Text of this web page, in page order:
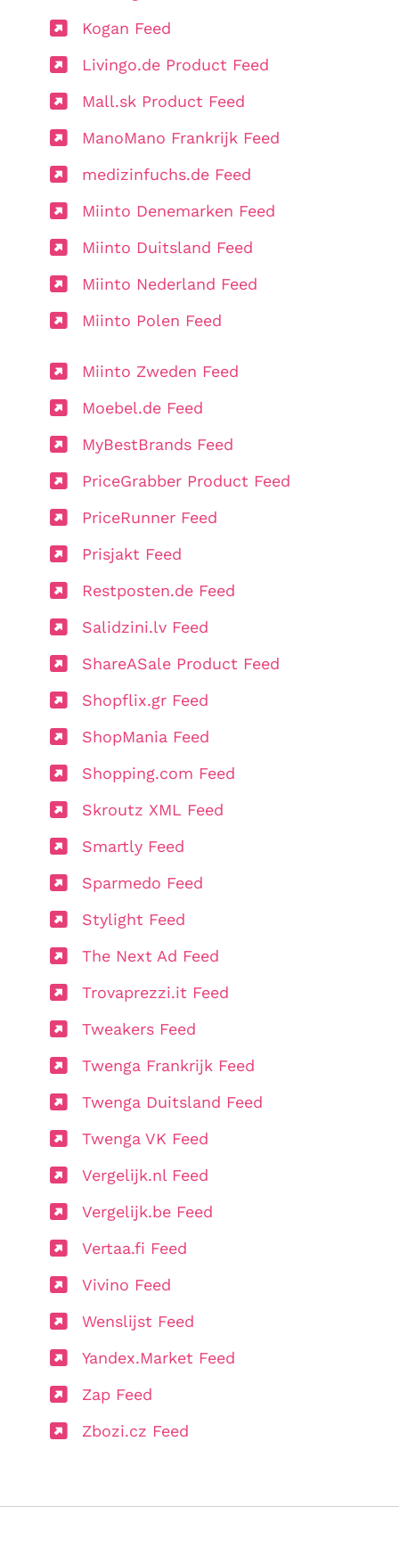
Kogan Feed
Livingo.de Product Feed
Mall.sk Product Feed
ManoMano Frankrijk Feed
medizinfuchs.de Feed
Miinto Denemarken Feed
Miinto Duitsland Feed
Miinto Nederland Feed
Miinto Polen Feed
Miinto Zweden Feed
Moebel.de Feed
MyBestBrands Feed
PriceGrabber Product Feed
PriceRunner Feed
Prisjakt Feed
Restposten.de Feed
Salidzini.lv Feed
ShareASale Product Feed
Shopflix.gr Feed
ShopMania Feed
Shopping.com Feed
Skroutz XML Feed
Smartly Feed
Sparmedo Feed
Stylight Feed
The Next Ad Feed
Trovaprezzi.it Feed
Tweakers Feed
Twenga Frankrijk Feed
Twenga Duitsland Feed
Twenga VK Feed
Vergelijk.nl Feed
Vergelijk.be Feed
Vertaa.fi Feed
Vivino Feed
Wenslijst Feed
Yandex.Market Feed
Zap Feed
Zbozi.cz Feed